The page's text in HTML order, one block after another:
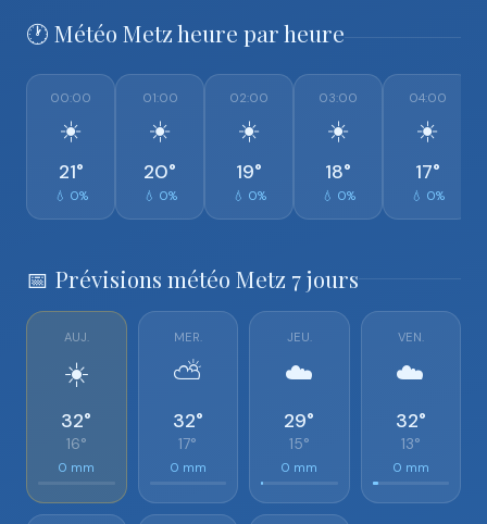
🕐 Météo Metz heure par heure
00:00
☀️
21°
💧 0%
01:00
☀️
20°
💧 0%
02:00
☀️
19°
💧 0%
03:00
☀️
18°
💧 0%
04:00
☀️
17°
💧 0%
📅 Prévisions météo Metz 7 jours
AUJ.
☀️
32°
16°
0 mm
MER.
⛅
32°
17°
0 mm
JEU.
☁️
29°
15°
0 mm
VEN.
☁️
32°
13°
0 mm